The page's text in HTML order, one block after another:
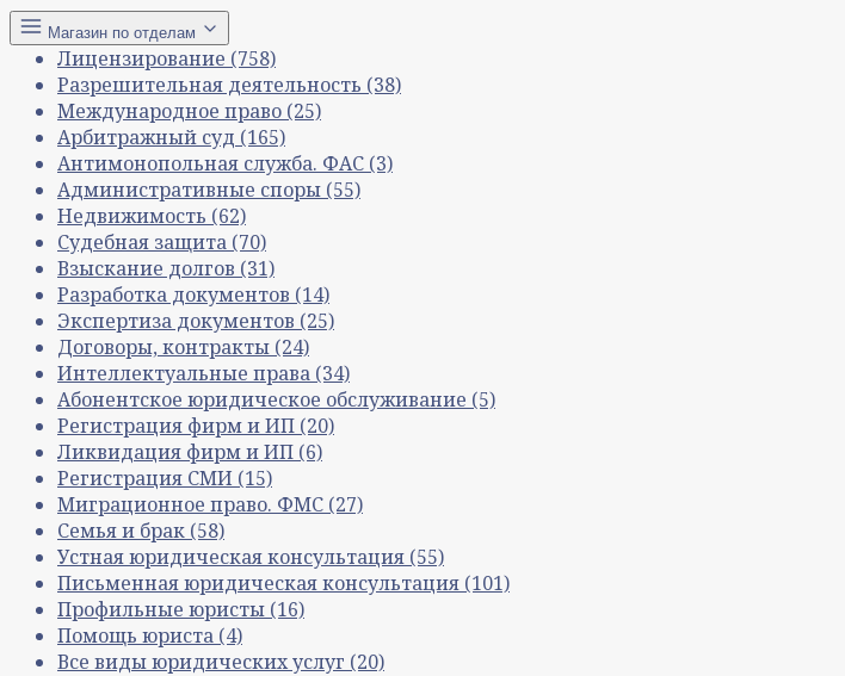
Магазин по отделам
Лицензирование (758)
Разрешительная деятельность (38)
Международное право (25)
Арбитражный суд (165)
Антимонопольная служба. ФАС (3)
Административные споры (55)
Недвижимость (62)
Судебная защита (70)
Взыскание долгов (31)
Разработка документов (14)
Экспертиза документов (25)
Договоры, контракты (24)
Интеллектуальные права (34)
Абонентское юридическое обслуживание (5)
Регистрация фирм и ИП (20)
Ликвидация фирм и ИП (6)
Регистрация СМИ (15)
Миграционное право. ФМС (27)
Семья и брак (58)
Устная юридическая консультация (55)
Письменная юридическая консультация (101)
Профильные юристы (16)
Помощь юриста (4)
Все виды юридических услуг (20)